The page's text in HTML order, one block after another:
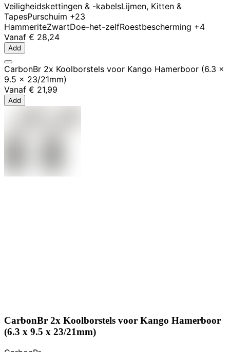
Veiligheidskettingen & -kabelsLijmen, Kitten &
TapesPurschuim +23
HammeriteZwartDoe-het-zelfRoestbescherming +4
Vanaf € 28,24
Add
CarbonBr 2x Koolborstels voor Kango Hamerboor (6.3 x
9.5 x 23/21mm)
Vanaf € 21,99
Add
CarbonBr 2x Koolborstels voor Kango Hamerboor
(6.3 x 9.5 x 23/21mm)